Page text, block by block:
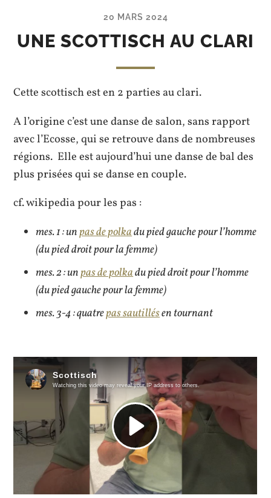
20 MARS 2024
UNE SCOTTISCH AU CLARI
Cette scottisch est en 2 parties au clari.
A l’origine c’est une danse de salon, sans rapport
avec l’Ecosse, qui se retrouve dans de nombreuses
régions. Elle est aujourd’hui une danse de bal des
plus prisées qui se danse en couple.
cf. wikipedia pour les pas :
mes. 1 : unpas de polkadu pied gauche pour l’homme
(du pied droit pour la femme)
mes. 2 : unpas de polkadu pied droit pour l’homme
(du pied gauche pour la femme)
mes. 3-4 : quatrepas sautillésen tournant